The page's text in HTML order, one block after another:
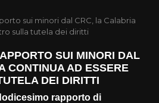
sui minori dal CRC, la Calabria
sulla tutela dei diritti
SUI MINORI DAL
CONTINUA AD ESSERE
DEI DIRITTI
rapporto di